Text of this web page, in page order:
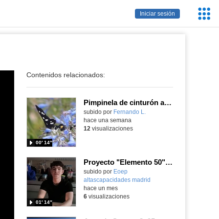
Iniciar sesión
Contenidos relacionados:
Pimpinela de cinturón amarillo Amata phegea (Linnaeus, 1758)
Contenido educativo.
subido por Fernando L.
00′ 14″
hace una semana
12 visualizaciones
Proyecto "Elemento 50". Dpto.Física y Química IES Miguel Catalán (Coslada)
subido por Eoep
altascapacidades madrid
01′ 14″
hace un mes
6visualizaciones